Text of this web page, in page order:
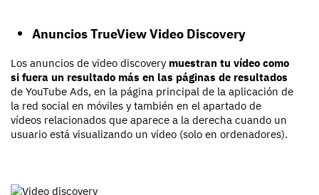
Anuncios TrueView Video Discovery
Los anuncios de video discovery muestran tu vídeo como
si fuera un resultado más en las páginas de resultados
de YouTube Ads, en la página principal de la aplicación de
la red social en móviles y también en el apartado de
vídeos relacionados que aparece a la derecha cuando un
usuario está visualizando un vídeo (solo en ordenadores).